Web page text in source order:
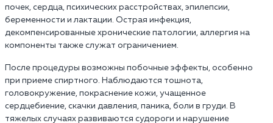
почек, сердца, психических расстройствах, эпилепсии,
беременности и лактации. Острая инфекция,
декомпенсированные хронические патологии, аллергия на
компоненты также служат ограничением.
После процедуры возможны побочные эффекты, особенно
при приеме спиртного. Наблюдаются тошнота,
головокружение, покраснение кожи, учащенное
сердцебиение, скачки давления, паника, боли в груди. В
тяжелых случаях развиваются судороги и нарушение